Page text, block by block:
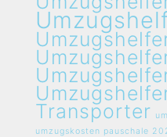
Transporter
umzugskosten pauschale